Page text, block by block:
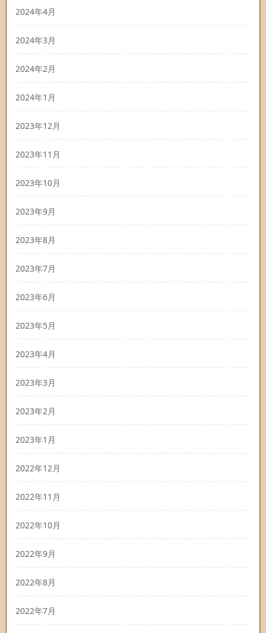
2024年4月
2024年3月
2024年2月
2024年1月
2023年12月
2023年11月
2023年10月
2023年9月
2023年8月
2023年7月
2023年6月
2023年5月
2023年4月
2023年3月
2023年2月
2023年1月
2022年12月
2022年11月
2022年10月
2022年9月
2022年8月
2022年7月